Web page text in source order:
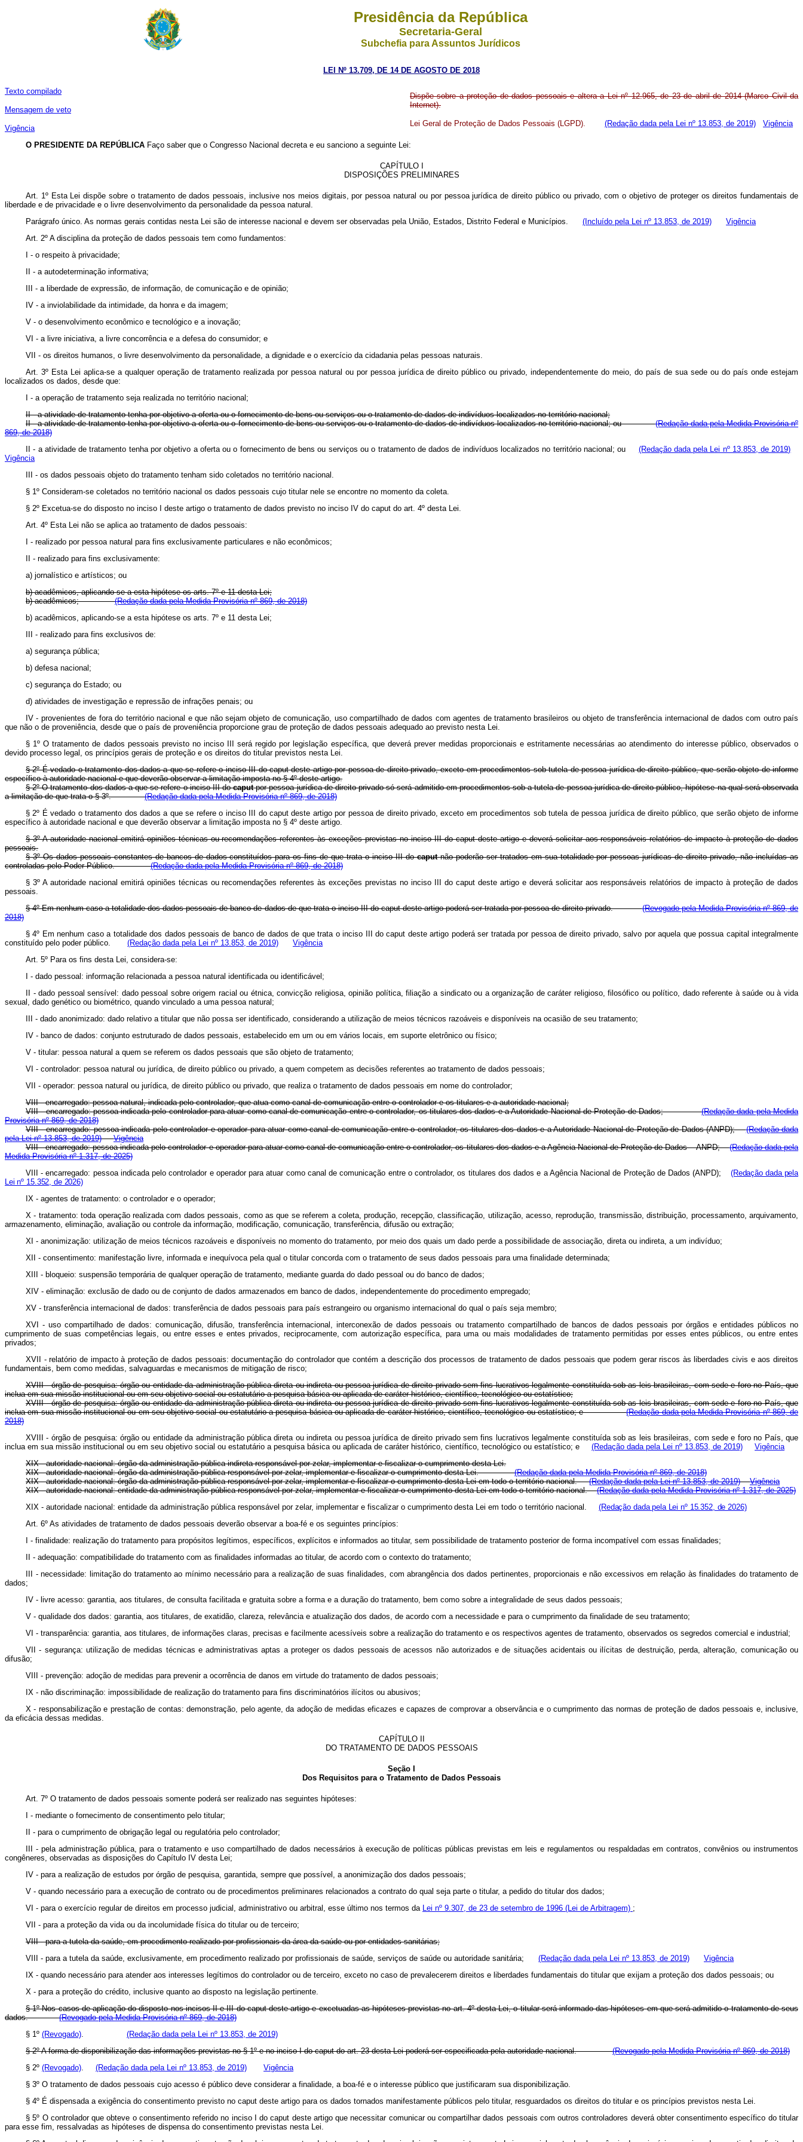
Presidência da República
Secretaria-Geral
Subchefia para Assuntos Jurídicos
LEI Nº 13.709, DE 14 DE AGOSTO DE 2018
Texto compilado
Mensagem de veto
Vigência
Dispõe sobre a proteção de dados pessoais e altera a Lei nº 12.965, de 23 de abril de 2014 (Marco Civil da
Internet).
Lei Geral de Proteção de Dados Pessoais (LGPD). (Redação dada pela Lei nº 13.853, de 2019) Vigência
O PRESIDENTE DA REPÚBLICA Faço saber que o Congresso Nacional decreta e eu sanciono a seguinte Lei:
CAPÍTULO I
DISPOSIÇÕES PRELIMINARES
Art. 1º Esta Lei dispõe sobre o tratamento de dados pessoais, inclusive nos meios digitais, por pessoa natural ou por pessoa jurídica de direito público ou privado, com o objetivo de proteger os direitos fundamentais de
liberdade e de privacidade e o livre desenvolvimento da personalidade da pessoa natural.
Parágrafo único. As normas gerais contidas nesta Lei são de interesse nacional e devem ser observadas pela União, Estados, Distrito Federal e Municípios. (Incluído pela Lei nº 13.853, de 2019)
Vigência
Art. 2º A disciplina da proteção de dados pessoais tem como fundamentos:
I - o respeito à privacidade;
II - a autodeterminação informativa;
III - a liberdade de expressão, de informação, de comunicação e de opinião;
IV - a inviolabilidade da intimidade, da honra e da imagem;
V - o desenvolvimento econômico e tecnológico e a inovação;
VI - a livre iniciativa, a livre concorrência e a defesa do consumidor; e
VII - os direitos humanos, o livre desenvolvimento da personalidade, a dignidade e o exercício da cidadania pelas pessoas naturais.
Art. 3º Esta Lei aplica-se a qualquer operação de tratamento realizada por pessoa natural ou por pessoa jurídica de direito público ou privado, independentemente do meio, do país de sua sede ou do país onde estejam
localizados os dados, desde que:
I - a operação de tratamento seja realizada no território nacional;
II - a atividade de tratamento tenha por objetivo a oferta ou o fornecimento de bens ou serviços ou o tratamento de dados de indivíduos localizados no território nacional;
II - a atividade de tratamento tenha por objetivo a oferta ou o fornecimento de bens ou serviços ou o tratamento de dados de indivíduos localizados no território nacional; ou(Redação dada pela Medida Provisória nº
869, de 2018)
II - a atividade de tratamento tenha por objetivo a oferta ou o fornecimento de bens ou serviços ou o tratamento de dados de indivíduos localizados no território nacional; ou (Redação dada pela Lei nº 13.853, de 2019)
Vigência
III - os dados pessoais objeto do tratamento tenham sido coletados no território nacional.
§ 1º Consideram-se coletados no território nacional os dados pessoais cujo titular nele se encontre no momento da coleta.
§ 2º Excetua-se do disposto no inciso I deste artigo o tratamento de dados previsto no inciso IV do caput do art. 4º desta Lei.
Art. 4º Esta Lei não se aplica ao tratamento de dados pessoais:
I - realizado por pessoa natural para fins exclusivamente particulares e não econômicos;
II - realizado para fins exclusivamente:
a) jornalístico e artísticos; ou
b) acadêmicos, aplicando-se a esta hipótese os arts. 7º e 11 desta Lei;
b) acadêmicos;(Redação dada pela Medida Provisória nº 869, de 2018)
b) acadêmicos, aplicando-se a esta hipótese os arts. 7º e 11 desta Lei;
III - realizado para fins exclusivos de:
a) segurança pública;
b) defesa nacional;
c) segurança do Estado; ou
d) atividades de investigação e repressão de infrações penais; ou
IV - provenientes de fora do território nacional e que não sejam objeto de comunicação, uso compartilhado de dados com agentes de tratamento brasileiros ou objeto de transferência internacional de dados com outro país
que não o de proveniência, desde que o país de proveniência proporcione grau de proteção de dados pessoais adequado ao previsto nesta Lei.
§ 1º O tratamento de dados pessoais previsto no inciso III será regido por legislação específica, que deverá prever medidas proporcionais e estritamente necessárias ao atendimento do interesse público, observados o
devido processo legal, os princípios gerais de proteção e os direitos do titular previstos nesta Lei.
§ 2º É vedado o tratamento dos dados a que se refere o inciso III docaputdeste artigo por pessoa de direito privado, exceto em procedimentos sob tutela de pessoa jurídica de direito público, que serão objeto de informe
específico à autoridade nacional e que deverão observar a limitação imposta no § 4º deste artigo.
§ 2º O tratamento dos dados a que se refere o inciso III docaputpor pessoa jurídica de direito privado só será admitido em procedimentos sob a tutela de pessoa jurídica de direito público, hipótese na qual será observada
a limitação de que trata o § 3º.
(Redação dada pela Medida Provisória nº 869, de 2018)
§ 2º É vedado o tratamento dos dados a que se refere o inciso III do caputdeste artigo por pessoa de direito privado, exceto em procedimentos sob tutela de pessoa jurídica de direito público, que serão objeto de informe
específico à autoridade nacional e que deverão observar a limitação imposta no § 4º deste artigo.
§ 3º A autoridade nacional emitirá opiniões técnicas ou recomendações referentes às exceções previstas no inciso III docaputdeste artigo e deverá solicitar aos responsáveis relatórios de impacto à proteção de dados
pessoais.
§ 3º Os dados pessoais constantes de bancos de dados constituídos para os fins de que trata o inciso III docaputnão poderão ser tratados em sua totalidade por pessoas jurídicas de direito privado, não incluídas as
controladas pelo Poder Público.(Redação dada pela Medida Provisória nº 869, de 2018)
§ 3º A autoridade nacional emitirá opiniões técnicas ou recomendações referentes às exceções previstas no inciso III do caput deste artigo e deverá solicitar aos responsáveis relatórios de impacto à proteção de dados
pessoais.
§ 4º Em nenhum caso a totalidade dos dados pessoais de banco de dados de que trata o inciso III docaputdeste artigo poderá ser tratada por pessoa de direito privado.(Revogado pela Medida Provisória nº 869, de
2018)
§ 4º Em nenhum caso a totalidade dos dados pessoais de banco de dados de que trata o inciso III docaput deste artigo poderá ser tratada por pessoa de direito privado, salvo por aquela que possua capital integralmente
constituído pelo poder público.
(Redação dada pela Lei nº 13.853, de 2019)
Vigência
Art. 5º Para os fins desta Lei, considera-se:
I - dado pessoal: informação relacionada a pessoa natural identificada ou identificável;
II - dado pessoal sensível: dado pessoal sobre origem racial ou étnica, convicção religiosa, opinião política, filiação a sindicato ou a organização de caráter religioso, filosófico ou político, dado referente à saúde ou à vida
sexual, dado genético ou biométrico, quando vinculado a uma pessoa natural;
III - dado anonimizado: dado relativo a titular que não possa ser identificado, considerando a utilização de meios técnicos razoáveis e disponíveis na ocasião de seu tratamento;
IV - banco de dados: conjunto estruturado de dados pessoais, estabelecido em um ou em vários locais, em suporte eletrônico ou físico;
V - titular: pessoa natural a quem se referem os dados pessoais que são objeto de tratamento;
VI - controlador: pessoa natural ou jurídica, de direito público ou privado, a quem competem as decisões referentes ao tratamento de dados pessoais;
VII - operador: pessoa natural ou jurídica, de direito público ou privado, que realiza o tratamento de dados pessoais em nome do controlador;
VIII - encarregado: pessoa natural, indicada pelo controlador, que atua como canal de comunicação entre o controlador e os titulares e a autoridade nacional;
VIII - encarregado: pessoa indicada pelo controlador para atuar como canal de comunicação entre o controlador, os titulares dos dados e a Autoridade Nacional de Proteção de Dados;(Redação dada pela Medida
Provisória nº 869, de 2018)
VIII - encarregado: pessoa indicada pelo controlador e operador para atuar como canal de comunicação entre o controlador, os titulares dos dados e a Autoridade Nacional de Proteção de Dados (ANPD);(Redação dada
pela Lei nº 13.853, de 2019)
Vigência
VIII - encarregado: pessoa indicada pelo controlador e operador para atuar como canal de comunicação entre o controlador, os titulares dos dados e a Agência Nacional de Proteção de Dados – ANPD;(Redação dada pela
Medida Provisória nº 1.317, de 2025)
VIII - encarregado: pessoa indicada pelo controlador e operador para atuar como canal de comunicação entre o controlador, os titulares dos dados e a Agência Nacional de Proteção de Dados(ANPD); (Redação dada pela
Lei nº 15.352, de 2026)
IX - agentes de tratamento: o controlador e o operador;
X - tratamento: toda operação realizada com dados pessoais, como as que se referem a coleta, produção, recepção, classificação, utilização, acesso, reprodução, transmissão, distribuição, processamento, arquivamento,
armazenamento, eliminação, avaliação ou controle da informação, modificação, comunicação, transferência, difusão ou extração;
XI - anonimização: utilização de meios técnicos razoáveis e disponíveis no momento do tratamento, por meio dos quais um dado perde a possibilidade de associação, direta ou indireta, a um indivíduo;
XII - consentimento: manifestação livre, informada e inequívoca pela qual o titular concorda com o tratamento de seus dados pessoais para uma finalidade determinada;
XIII - bloqueio: suspensão temporária de qualquer operação de tratamento, mediante guarda do dado pessoal ou do banco de dados;
XIV - eliminação: exclusão de dado ou de conjunto de dados armazenados em banco de dados, independentemente do procedimento empregado;
XV - transferência internacional de dados: transferência de dados pessoais para país estrangeiro ou organismo internacional do qual o país seja membro;
XVI - uso compartilhado de dados: comunicação, difusão, transferência internacional, interconexão de dados pessoais ou tratamento compartilhado de bancos de dados pessoais por órgãos e entidades públicos no
cumprimento de suas competências legais, ou entre esses e entes privados, reciprocamente, com autorização específica, para uma ou mais modalidades de tratamento permitidas por esses entes públicos, ou entre entes
privados;
XVII - relatório de impacto à proteção de dados pessoais: documentação do controlador que contém a descrição dos processos de tratamento de dados pessoais que podem gerar riscos às liberdades civis e aos direitos
fundamentais, bem como medidas, salvaguardas e mecanismos de mitigação de risco;
XVIII - órgão de pesquisa: órgão ou entidade da administração pública direta ou indireta ou pessoa jurídica de direito privado sem fins lucrativos legalmente constituída sob as leis brasileiras, com sede e foro no País, que
inclua em sua missão institucional ou em seu objetivo social ou estatutário a pesquisa básica ou aplicada de caráter histórico, científico, tecnológico ou estatístico;
XVIII - órgão de pesquisa: órgão ou entidade da administração pública direta ou indireta ou pessoa jurídica de direito privado sem fins lucrativos legalmente constituída sob as leis brasileiras, com sede e foro no País, que
inclua em sua missão institucional ou em seu objetivo social ou estatutário a pesquisa básica ou aplicada de caráter histórico, científico, tecnológico ou estatístico; e(Redação dada pela Medida Provisória nº 869, de
2018)
XVIII - órgão de pesquisa: órgão ou entidade da administração pública direta ou indireta ou pessoa jurídica de direito privado sem fins lucrativos legalmente constituída sob as leis brasileiras, com sede e foro no País, que
inclua em sua missão institucional ou em seu objetivo social ou estatutário a pesquisa básica ou aplicada de caráter histórico, científico, tecnológico ou estatístico; e (Redação dada pela Lei nº 13.853, de 2019)
Vigência
XIX - autoridade nacional: órgão da administração pública indireta responsável por zelar, implementar e fiscalizar o cumprimento desta Lei.
XIX - autoridade nacional: órgão da administração pública responsável por zelar, implementar e fiscalizar o cumprimento desta Lei.(Redação dada pela Medida Provisória nº 869, de 2018)
XIX - autoridade nacional: órgão da administração pública responsável por zelar, implementar e fiscalizar o cumprimento desta Lei em todo o território nacional.(Redação dada pela Lei nº 13.853, de 2019)
Vigência
XIX - autoridade nacional: entidade da administração pública responsável por zelar, implementar e fiscalizar o cumprimento desta Lei em todo o território nacional.(Redação dada pela Medida Provisória nº 1.317, de 2025)
XIX - autoridade nacional: entidade da administração pública responsável por zelar, implementar e fiscalizar o cumprimento desta Lei em todo o território nacional.(Redação dada pela Lei nº 15.352, de 2026)
Art. 6º As atividades de tratamento de dados pessoais deverão observar a boa-fé e os seguintes princípios:
I - finalidade: realização do tratamento para propósitos legítimos, específicos, explícitos e informados ao titular, sem possibilidade de tratamento posterior de forma incompatível com essas finalidades;
II - adequação: compatibilidade do tratamento com as finalidades informadas ao titular, de acordo com o contexto do tratamento;
III - necessidade: limitação do tratamento ao mínimo necessário para a realização de suas finalidades, com abrangência dos dados pertinentes, proporcionais e não excessivos em relação às finalidades do tratamento de
dados;
IV - livre acesso: garantia, aos titulares, de consulta facilitada e gratuita sobre a forma e a duração do tratamento, bem como sobre a integralidade de seus dados pessoais;
V - qualidade dos dados: garantia, aos titulares, de exatidão, clareza, relevância e atualização dos dados, de acordo com a necessidade e para o cumprimento da finalidade de seu tratamento;
VI - transparência: garantia, aos titulares, de informações claras, precisas e facilmente acessíveis sobre a realização do tratamento e os respectivos agentes de tratamento, observados os segredos comercial e industrial;
VII - segurança: utilização de medidas técnicas e administrativas aptas a proteger os dados pessoais de acessos não autorizados e de situações acidentais ou ilícitas de destruição, perda, alteração, comunicação ou
difusão;
VIII - prevenção: adoção de medidas para prevenir a ocorrência de danos em virtude do tratamento de dados pessoais;
IX - não discriminação: impossibilidade de realização do tratamento para fins discriminatórios ilícitos ou abusivos;
X - responsabilização e prestação de contas: demonstração, pelo agente, da adoção de medidas eficazes e capazes de comprovar a observância e o cumprimento das normas de proteção de dados pessoais e, inclusive,
da eficácia dessas medidas.
CAPÍTULO II
DO TRATAMENTO DE DADOS PESSOAIS
Seção I
Dos Requisitos para o Tratamento de Dados Pessoais
Art. 7º O tratamento de dados pessoais somente poderá ser realizado nas seguintes hipóteses:
I - mediante o fornecimento de consentimento pelo titular;
II - para o cumprimento de obrigação legal ou regulatória pelo controlador;
III - pela administração pública, para o tratamento e uso compartilhado de dados necessários à execução de políticas públicas previstas em leis e regulamentos ou respaldadas em contratos, convênios ou instrumentos
congêneres, observadas as disposições do Capítulo IV desta Lei;
IV - para a realização de estudos por órgão de pesquisa, garantida, sempre que possível, a anonimização dos dados pessoais;
V - quando necessário para a execução de contrato ou de procedimentos preliminares relacionados a contrato do qual seja parte o titular, a pedido do titular dos dados;
VI - para o exercício regular de direitos em processo judicial, administrativo ou arbitral, esse último nos termos da Lei nº 9.307, de 23 de setembro de 1996 (Lei de Arbitragem) ;
VII - para a proteção da vida ou da incolumidade física do titular ou de terceiro;
VIII - para a tutela da saúde, em procedimento realizado por profissionais da área da saúde ou por entidades sanitárias;
VIII - para a tutela da saúde, exclusivamente, em procedimento realizado por profissionais de saúde, serviços de saúde ou autoridade sanitária; (Redação dada pela Lei nº 13.853, de 2019)
Vigência
IX - quando necessário para atender aos interesses legítimos do controlador ou de terceiro, exceto no caso de prevalecerem direitos e liberdades fundamentais do titular que exijam a proteção dos dados pessoais; ou
X - para a proteção do crédito, inclusive quanto ao disposto na legislação pertinente.
§ 1º Nos casos de aplicação do disposto nos incisos II e III docaputdeste artigo e excetuadas as hipóteses previstas no art. 4º desta Lei, o titular será informado das hipóteses em que será admitido o tratamento de seus
dados.(Revogado pela Medida Provisória nº 869, de 2018)
§ 1º (Revogado). (Redação dada pela Lei nº 13.853, de 2019)
§ 2º A forma de disponibilização das informações previstas no § 1º e no inciso I docaputdo art. 23 desta Lei poderá ser especificada pela autoridade nacional.(Revogado pela Medida Provisória nº 869, de 2018)
§ 2º (Revogado). (Redação dada pela Lei nº 13.853, de 2019)
Vigência
§ 3º O tratamento de dados pessoais cujo acesso é público deve considerar a finalidade, a boa-fé e o interesse público que justificaram sua disponibilização.
§ 4º É dispensada a exigência do consentimento previsto no caput deste artigo para os dados tornados manifestamente públicos pelo titular, resguardados os direitos do titular e os princípios previstos nesta Lei.
§ 5º O controlador que obteve o consentimento referido no inciso I docaput deste artigo que necessitar comunicar ou compartilhar dados pessoais com outros controladores deverá obter consentimento específico do titular
para esse fim, ressalvadas as hipóteses de dispensa do consentimento previstas nesta Lei.